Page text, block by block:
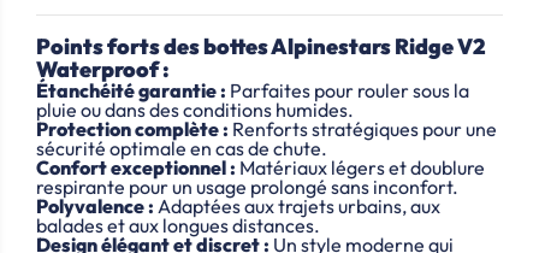
Points forts des bottes Alpinestars Ridge V2
Waterproof :
Étanchéité garantie : Parfaites pour rouler sous la
pluie ou dans des conditions humides.
Protection complète : Renforts stratégiques pour une
sécurité optimale en cas de chute.
Confort exceptionnel : Matériaux légers et doublure
respirante pour un usage prolongé sans inconfort.
Polyvalence : Adaptées aux trajets urbains, aux
balades et aux longues distances.
Design élégant et discret : Un style moderne qui